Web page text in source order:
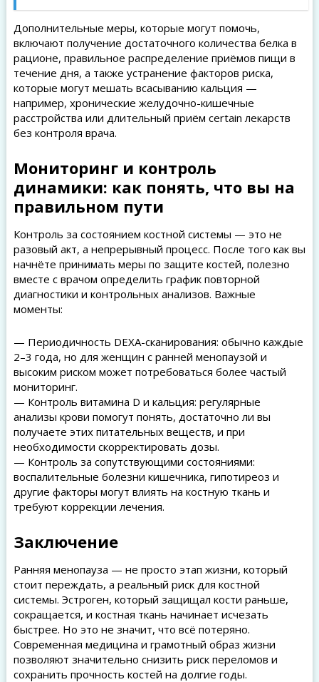
Дополнительные меры, которые могут помочь,
включают получение достаточного количества белка в
рационе, правильное распределение приёмов пищи в
течение дня, а также устранение факторов риска,
которые могут мешать всасыванию кальция —
например, хронические желудочно-кишечные
расстройства или длительный приём certain лекарств
без контроля врача.
Мониторинг и контроль
динамики: как понять, что вы на
правильном пути
Контроль за состоянием костной системы — это не
разовый акт, а непрерывный процесс. После того как вы
начнёте принимать меры по защите костей, полезно
вместе с врачом определить график повторной
диагностики и контрольных анализов. Важные
моменты:
— Периодичность DEXA-сканирования: обычно каждые
2–3 года, но для женщин с ранней менопаузой и
высоким риском может потребоваться более частый
мониторинг.
— Контроль витамина D и кальция: регулярные
анализы крови помогут понять, достаточно ли вы
получаете этих питательных веществ, и при
необходимости скорректировать дозы.
— Контроль за сопутствующими состояниями:
воспалительные болезни кишечника, гипотиреоз и
другие факторы могут влиять на костную ткань и
требуют коррекции лечения.
Заключение
Ранняя менопауза — не просто этап жизни, который
стоит переждать, а реальный риск для костной
системы. Эстроген, который защищал кости раньше,
сокращается, и костная ткань начинает исчезать
быстрее. Но это не значит, что всё потеряно.
Современная медицина и грамотный образ жизни
позволяют значительно снизить риск переломов и
сохранить прочность костей на долгие годы.